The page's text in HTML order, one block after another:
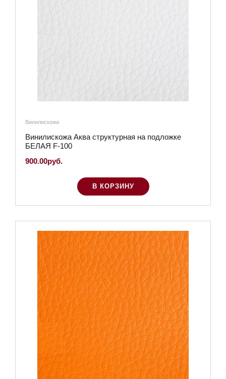
Винилискожа
Винилискожа Аква структурная на подложке
БЕЛАЯ F-100
900.00руб.
В КОРЗИНУ